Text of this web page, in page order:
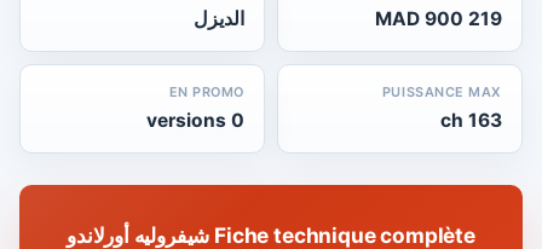
219 900 MAD الديزل
PUISSANCE MAX
163 ch
EN PROMO
0 versions
Fiche technique complète شيفروليه أورلاندو